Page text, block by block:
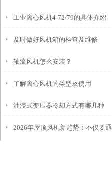
与注意事项
工业离心风机4-72/79的具体介绍
及时做好风机箱的检查及维修
轴流风机怎么安装？
了解离心风机的类型及使用
油浸式变压器冷却方式有哪几种
2026年屋顶风机新趋势：不仅要通